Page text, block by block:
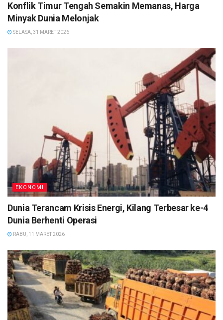
Konflik Timur Tengah Semakin Memanas, Harga
Minyak Dunia Melonjak
SELASA, 31 MARET 2026
EKONOMI
Dunia Terancam Krisis Energi, Kilang Terbesar ke-4
Dunia Berhenti Operasi
RABU, 11 MARET 2026